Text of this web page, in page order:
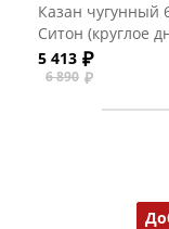
Казан чугунный
Ситон (круглое
чугунной крышкой
5 413
6 890